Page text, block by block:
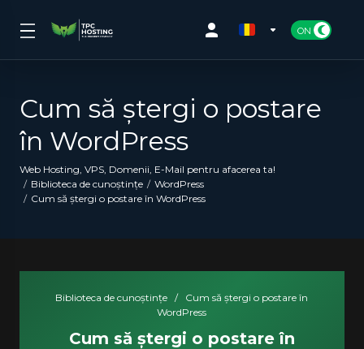
Cum să ștergi o postare
în WordPress
Web Hosting, VPS, Domenii, E-Mail pentru afacerea ta!
Biblioteca de cunoștințe
WordPress
Cum să ștergi o postare în WordPress
Biblioteca de cunoștințe /
Cum să ștergi o postare în
WordPress
Cum să ștergi o postare în